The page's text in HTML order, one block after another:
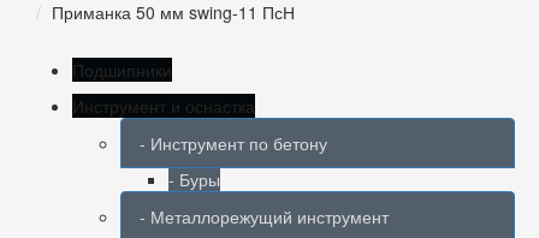
Приманка 50 мм swing-11 ПсН
Подшипники
Инструмент и оснастка
- Инструмент по бетону
- Буры
- Металлорежущий инструмент